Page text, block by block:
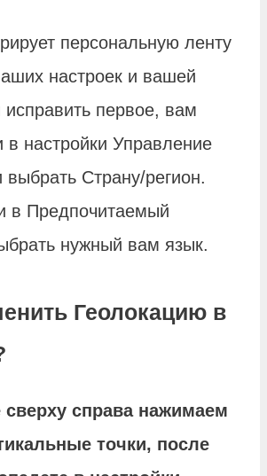
персональную ленту
настроек и вашей
исправить первое, вам
в настройки Управление
выбрать Страну/регион.
в Предпочитаемый
нужный вам язык.
Геолокацию в
справа нажимаем
точки, после